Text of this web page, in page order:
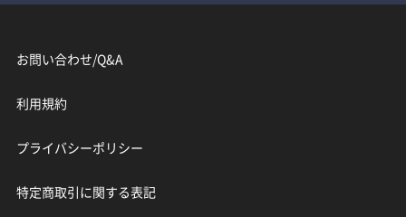
お問い合わせ/Q&A
利用規約
プライバシーポリシー
特定商取引に関する表記